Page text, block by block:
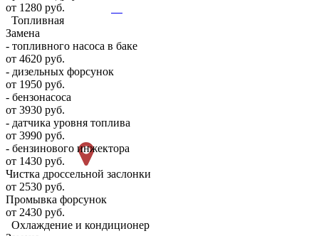
от 1280 руб.
Топливная
Замена
- топливного насоса в баке
от 4620 руб.
- дизельных форсунок
от 1950 руб.
- бензонасоса
от 3930 руб.
- датчика уровня топлива
от 3990 руб.
- бензинового инжектора
от 1430 руб.
Чистка дроссельной заслонки
от 2530 руб.
Промывка форсунок
от 2430 руб.
Охлаждение и кондиционер